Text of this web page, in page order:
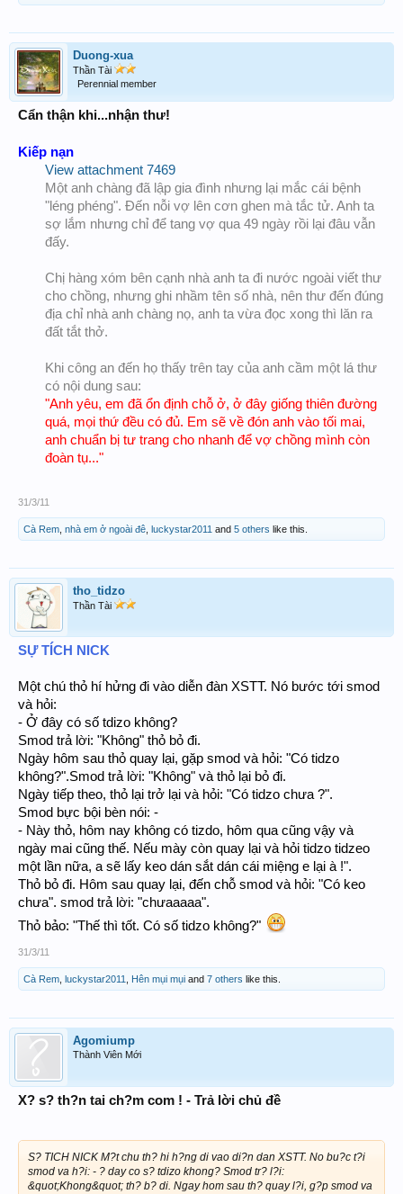
Duong-xua
Thần Tài
Perennial member
Cẩn thận khi...nhận thư!
Kiếp nạn
View attachment 7469
Một anh chàng đã lập gia đình nhưng lại mắc cái bệnh
"léng phéng". Đến nỗi vợ lên cơn ghen mà tắc tử. Anh ta
sợ lắm nhưng chỉ để tang vợ qua 49 ngày rồi lại đâu vẫn
đấy.
Chị hàng xóm bên cạnh nhà anh ta đi nước ngoài viết thư
cho chồng, nhưng ghi nhầm tên số nhà, nên thư đến đúng
địa chỉ nhà anh chàng nọ, anh ta vừa đọc xong thì lăn ra
đất tắt thở.
Khi công an đến họ thấy trên tay của anh cầm một lá thư
có nội dung sau:
"Anh yêu, em đã ổn định chỗ ở, ở đây giống thiên đường
quá, mọi thứ đều có đủ. Em sẽ về đón anh vào tối mai,
anh chuẩn bị tư trang cho nhanh để vợ chồng mình còn
đoàn tụ..."
31/3/11
Cà Rem nhà em ở ngoài đê luckystar2011 and 5 others like this.
tho_tidzo
Thần Tài
SỰ TÍCH NICK
Một chú thỏ hí hửng đi vào diễn đàn XSTT. Nó bước tới smod
và hỏi:
- Ở đây có số tdizo không?
Smod trả lời: "Không" thỏ bỏ đi.
Ngày hôm sau thỏ quay lại, gặp smod và hỏi: "Có tidzo
không?".Smod trả lời: "Không" và thỏ lại bỏ đi.
Ngày tiếp theo, thỏ lại trở lại và hỏi: "Có tidzo chưa ?".
Smod bực bội bèn nói: -
- Này thỏ, hôm nay không có tizdo, hôm qua cũng vậy và
ngày mai cũng thế. Nếu mày còn quay lại và hỏi tidzo tidzeo
một lần nữa, a sẽ lấy keo dán sắt dán cái miệng e lại à !".
Thỏ bỏ đi. Hôm sau quay lại, đến chỗ smod và hỏi: "Có keo
chưa". smod trả lời: "chưaaaaa".
Thỏ bảo: "Thế thì tốt. Có số tidzo không?"
31/3/11
Cà Rem luckystar2011 Hên mụi mụi and 7 others like this.
Agomiump
Thành Viên Mới
X? s? th?n tai ch?m com ! - Trả lời chủ đề
S? TICH NICK M?t chu th? hi h?ng di vao di?n dan XSTT. No bu?c t?i
smod va h?i: - ? day co s? tdizo khong? Smod tr? l?i:
&quot;Khong&quot; th? b? di. Ngay hom sau th? quay l?i, g?p smod va